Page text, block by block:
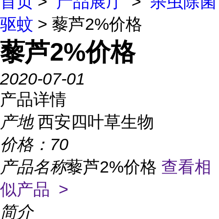
驱蚊 > 藜芦2%价格
藜芦2%价格
2020-07-01
产品详情
产地 西安四叶草生物
价格： 70
产品名称藜芦2%价格 查看相
似产品 >
简介